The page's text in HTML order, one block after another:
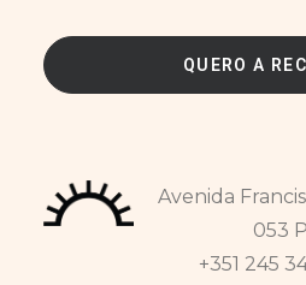
Avenida
053
+351 245